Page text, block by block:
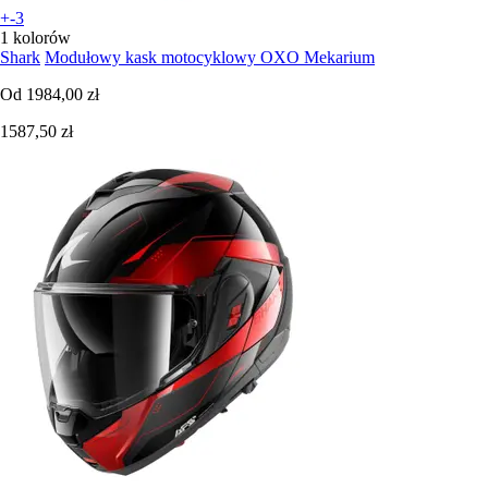
+-3
1 kolorów
Shark Modułowy kask motocyklowy OXO Mekarium
Od 1984,00 zł
1587,50 zł